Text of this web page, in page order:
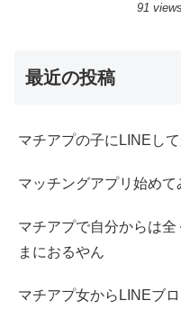
91 views
最近の投稿
マチアプの子にLINEし
マッチングアプリ始め
マチアプで自分からは
まにおるやん
マチアプ女からLINEブ